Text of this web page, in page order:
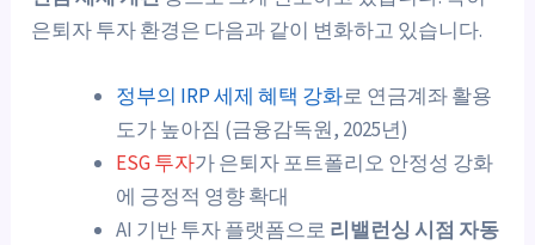
은퇴자 투자 환경은 다음과 같이 변화하고 있습니다.
정부의 IRP 세제 혜택 강화로 연금계좌 활용
도가 높아짐 (금융감독원, 2025년)
ESG 투자가 은퇴자 포트폴리오 안정성 강화
에 긍정적 영향 확대
AI 기반 투자 플랫폼으로 리밸런싱 시점 자동